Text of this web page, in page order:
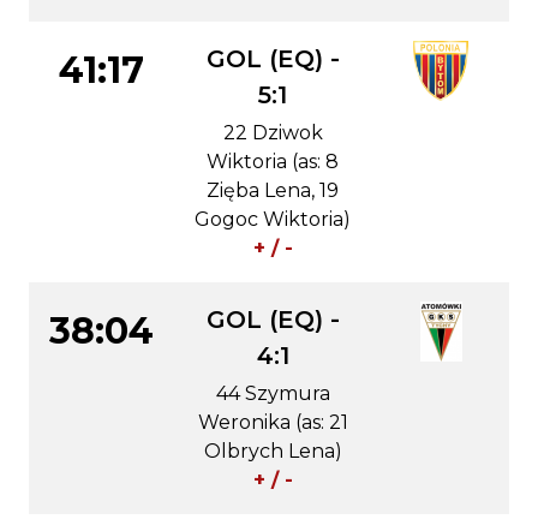
41:17
GOL (EQ) -
5:1
22 Dziwok
Wiktoria (as: 8
Zięba Lena, 19
Gogoc Wiktoria)
+ / -
38:04
GOL (EQ) -
4:1
44 Szymura
Weronika (as: 21
Olbrych Lena)
+ / -